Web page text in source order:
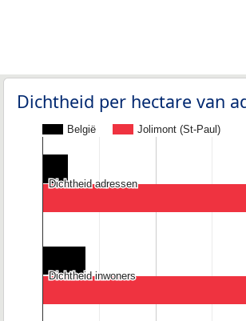
Dichtheid per hectare van
België Jolimont (St-Paul)
Dichtheid adressen
Dichtheid adressen
Dichtheid inwoners
Dichtheid inwoners